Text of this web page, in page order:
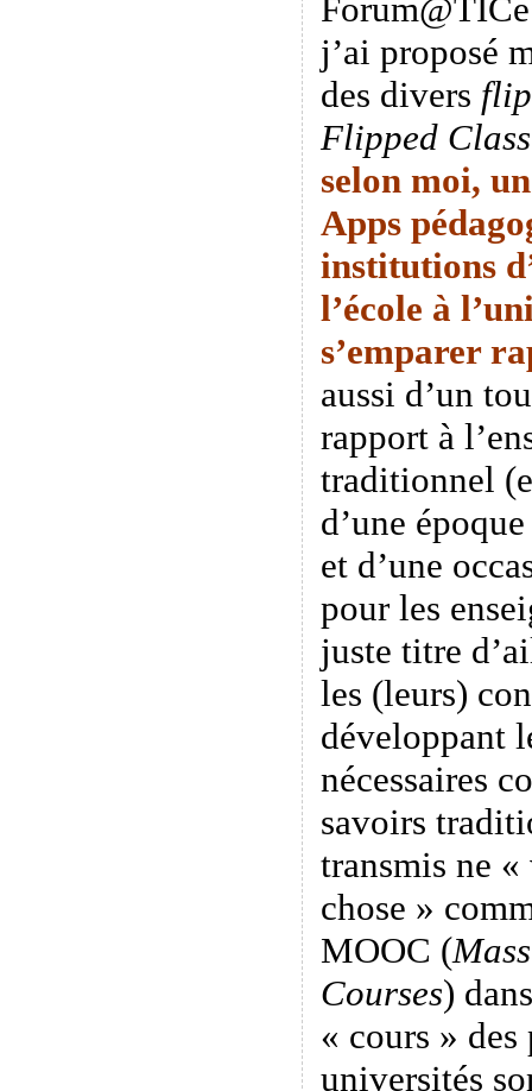
j’ai proposé
des divers
Flipped
selon moi,
Apps
institutions
l’école à
s’emparer
aussi d’un
rapport à
traditionnel
d’une
et d’une
pour les
juste titre
les (leurs)
développant
nécessaires
savoirs
transmis ne
chose »
MOOC (
Courses)
« cours » des
universités